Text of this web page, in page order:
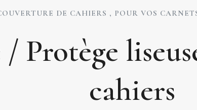
DE CAHIERS , POUR VOS
Protège
cahiers